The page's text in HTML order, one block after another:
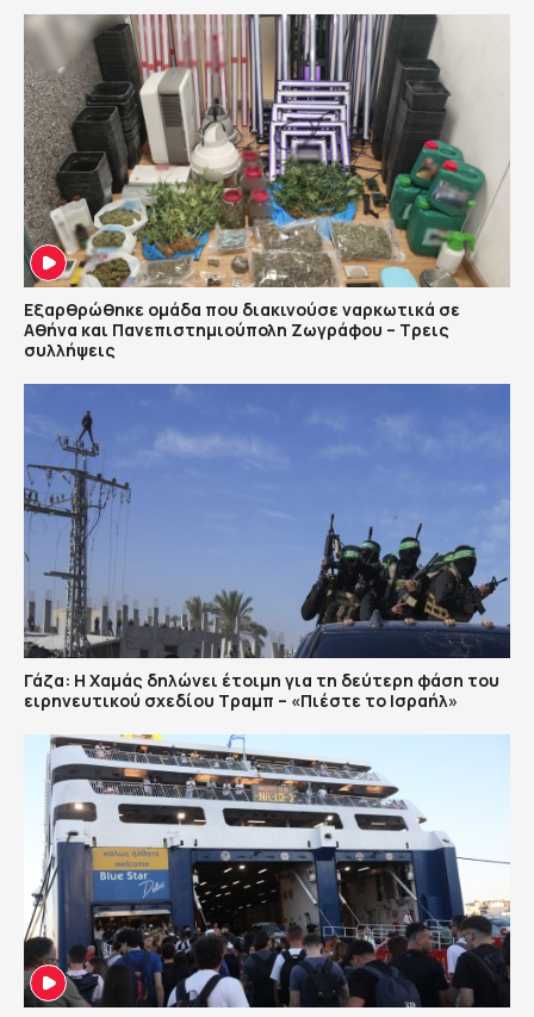
Εξαρθρώθηκε ομάδα που διακινούσε ναρκωτικά σε
Αθήνα και Πανεπιστημιούπολη Ζωγράφου – Τρεις
συλλήψεις
Γάζα: Η Χαμάς δηλώνει έτοιμη για τη δεύτερη φάση του
ειρηνευτικού σχεδίου Τραμπ – «Πιέστε το Ισραήλ»